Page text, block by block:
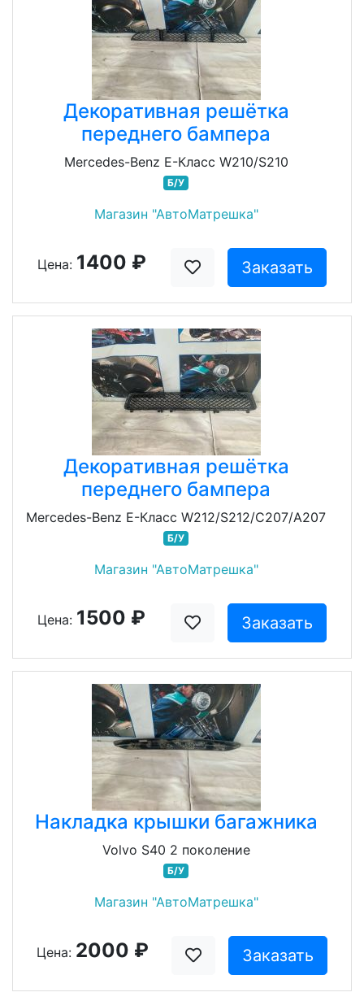
Декоративная решётка
переднего бампера
Mercedes-Benz E-Класс W210/S210
Б/У
Магазин "АвтоМатрешка"
Цена: 1400 ₽ Заказать
Декоративная решётка
переднего бампера
Mercedes-Benz E-Класс W212/S212/C207/A207
Б/У
Магазин "АвтоМатрешка"
Цена: 1500 ₽ Заказать
Накладка крышки багажника
Volvo S40 2 поколение
Б/У
Магазин "АвтоМатрешка"
Цена: 2000 ₽ Заказать